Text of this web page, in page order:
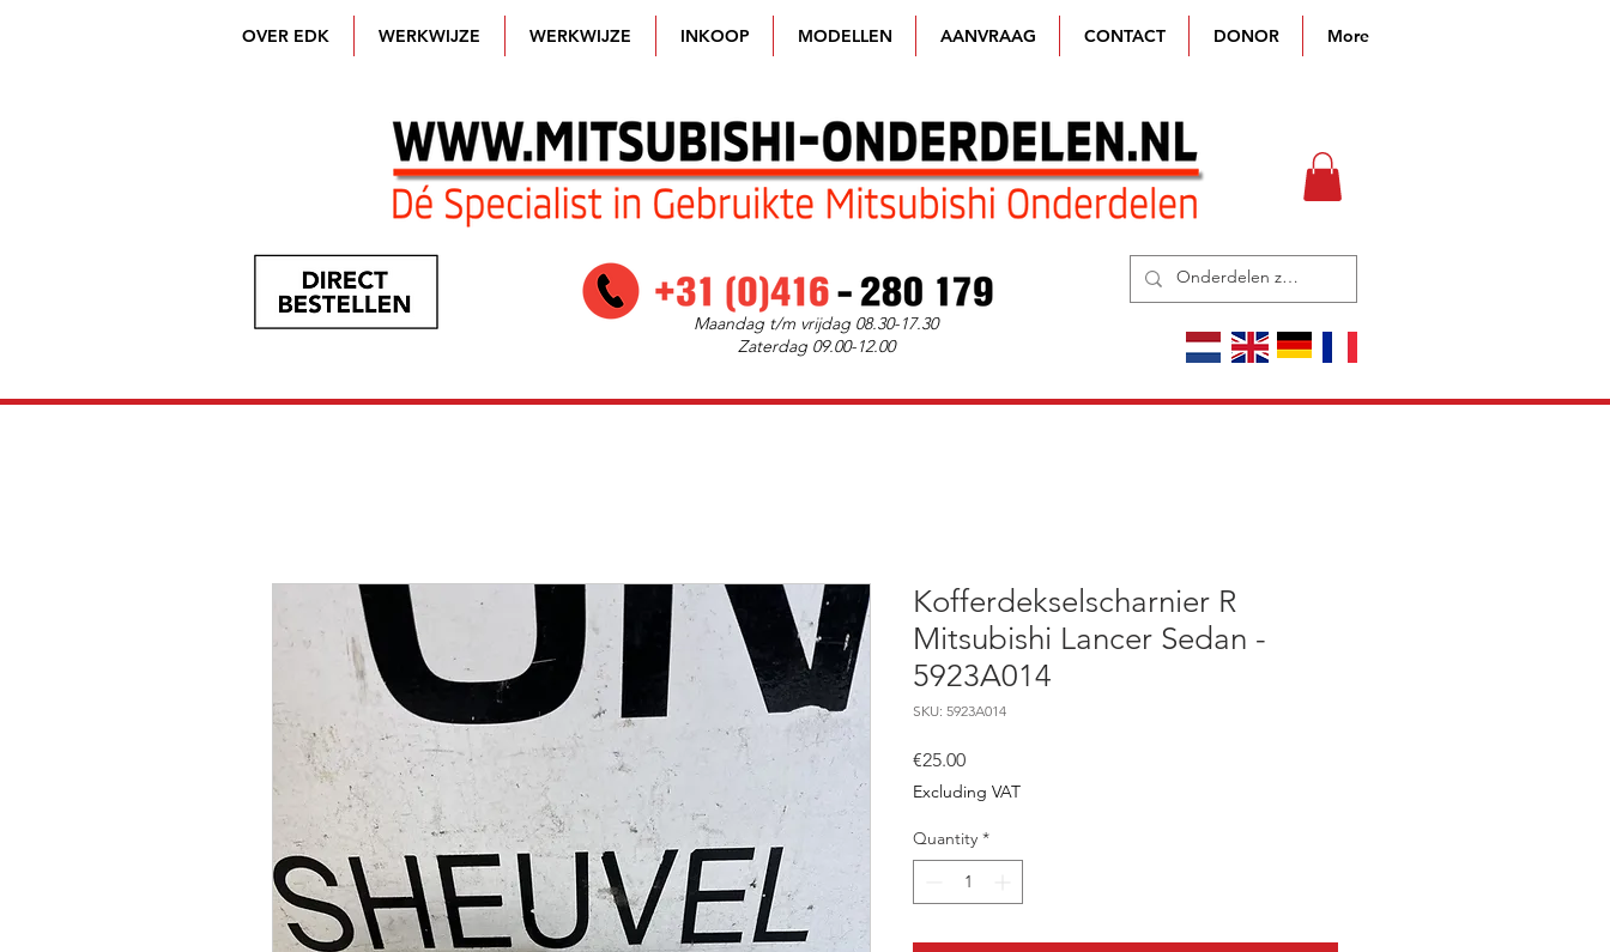
OVER EDK WERKWIJZE WERKWIJZE INKOOP MODELLEN AANVRAAG CONTACT DONOR More
Maandag t/m vrijdag 08.30-17.30
Zaterdag 09.00-12.00
Kofferdekselscharnier R
Mitsubishi Lancer Sedan -
5923A014
SKU: 5923A014
€25.00Price
Excluding VAT
Quantity *